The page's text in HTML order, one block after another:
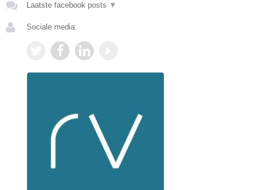
Laatste facebook posts ▼
Sociale media: